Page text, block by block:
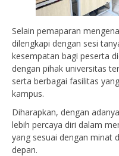
Selain pemaparan
dilengkapi dengan sesi
kesempatan bagi peserta
dengan pihak universitas
serta berbagai fasilitas
kampus.
Diharapkan, dengan
lebih percaya diri dalam
yang sesuai dengan minat
depan.